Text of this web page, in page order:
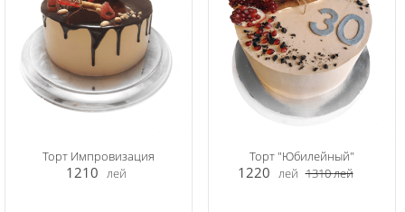
Торт Импровизация
1210 лей
Торт "Юбилейный"
1220 лей 1310лей